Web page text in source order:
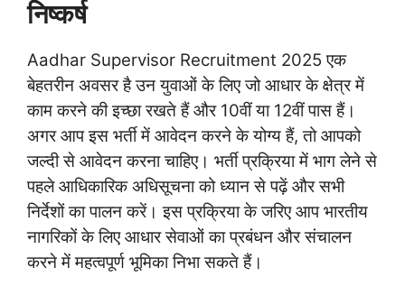
निष्कर्ष
Aadhar Supervisor Recruitment 2025 एक
बेहतरीन अवसर है उन युवाओं के लिए जो आधार के क्षेत्र में
काम करने की इच्छा रखते हैं और 10वीं या 12वीं पास हैं।
अगर आप इस भर्ती में आवेदन करने के योग्य हैं, तो आपको
जल्दी से आवेदन करना चाहिए। भर्ती प्रक्रिया में भाग लेने से
पहले आधिकारिक अधिसूचना को ध्यान से पढ़ें और सभी
निर्देशों का पालन करें। इस प्रक्रिया के जरिए आप भारतीय
नागरिकों के लिए आधार सेवाओं का प्रबंधन और संचालन
करने में महत्वपूर्ण भूमिका निभा सकते हैं।